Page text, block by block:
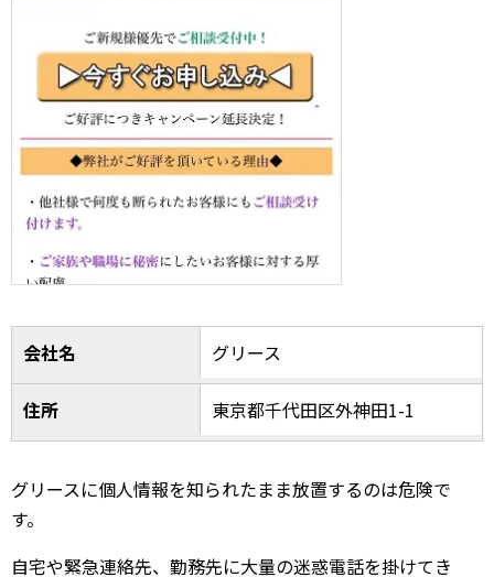
会社名 グリース
住所 東京都千代田区外神田1-1
グリースに個人情報を知られたまま放置するのは危険で
す。
自宅や緊急連絡先、勤務先に大量の迷惑電話を掛けてき